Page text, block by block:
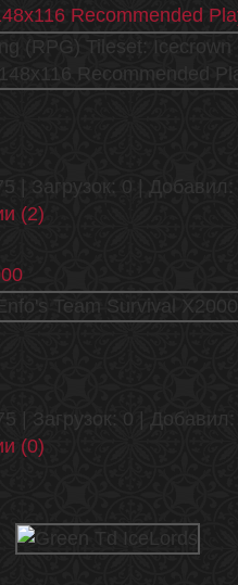
Recommended
| Загрузок: 0 | Добавил:
(2)
| Загрузок: 0 |
(0)